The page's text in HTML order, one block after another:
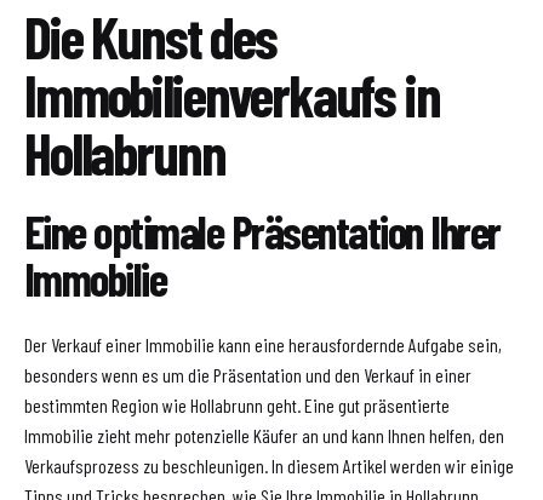
Die Kunst des
Immobilienverkaufs in
Hollabrunn
Eine optimale Präsentation Ihrer
Immobilie
Der Verkauf einer Immobilie kann eine herausfordernde Aufgabe sein,
besonders wenn es um die Präsentation und den Verkauf in einer
bestimmten Region wie Hollabrunn geht. Eine gut präsentierte
Immobilie zieht mehr potenzielle Käufer an und kann Ihnen helfen, den
Verkaufsprozess zu beschleunigen. In diesem Artikel werden wir einige
Tipps und Tricks besprechen, wie Sie Ihre Immobilie in Hollabrunn